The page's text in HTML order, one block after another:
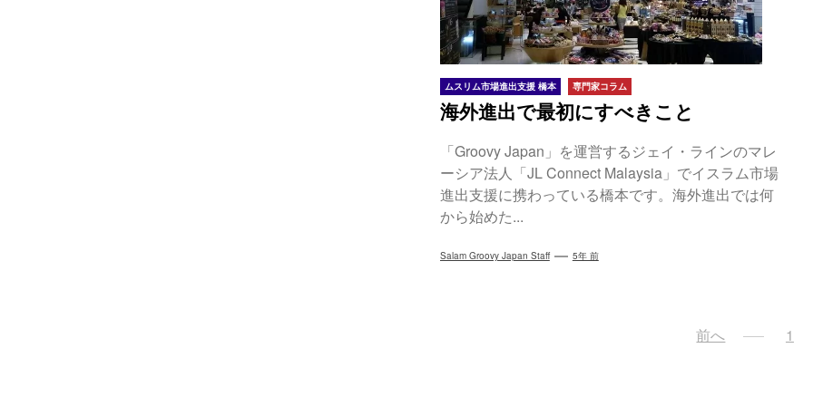
ムスリム市場進出支援 橋本 専門家コラム
海外進出で最初にすべきこと
「Groovy Japan」を運営するジェイ・ラインのマレ
ーシア法人「JL Connect Malaysia」でイスラム市場
進出支援に携わっている橋本です。海外進出では何
から始めた...
Salam Groovy Japan Staff 5年 前
前へ 1